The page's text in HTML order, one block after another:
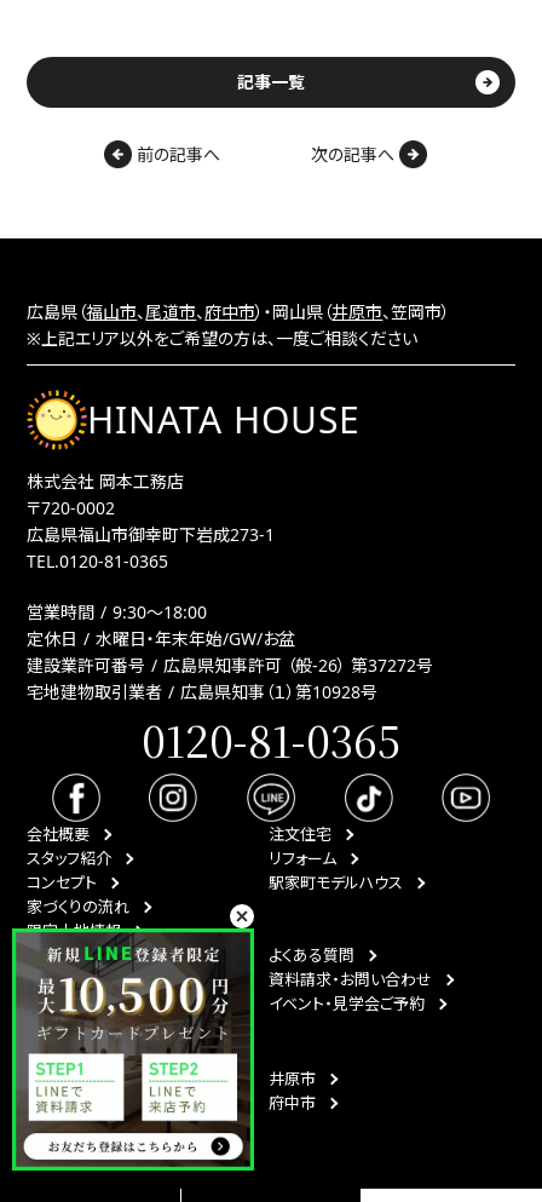
記事一覧
前の記事へ 次の記事へ
広島県（福山市、尾道市、府中市）・岡山県（井原市、笠岡市）
※上記エリア以外をご希望の方は、一度ご相談ください
HINATA HOUSE
株式会社 岡本工務店
〒720-0002
広島県福山市御幸町下岩成273-1
TEL.0120-81-0365
営業時間
9:30〜18:00
定休日
水曜日・年末年始/GW/お盆
建設業許可番号
広島県知事許可 （般-26） 第37272号
宅地建物取引業者
広島県知事（１）第10928号
0120-81-0365
会社概要
スタッフ紹介
コンセプト
家づくりの流れ
限定土地情報
注文住宅
リフォーム
駅家町モデルハウス
最新情報
イベント情報
スタッフブログ
月刊ひなたハウス
よくある質問
資料請求・お問い合わせ
イベント・見学会ご予約
エリア
福山市
井原市
尾道市
府中市